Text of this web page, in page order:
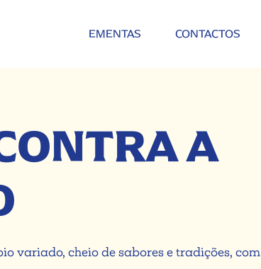
EMENTAS CONTACTOS
A
variado, cheio de sabores e tradições, com